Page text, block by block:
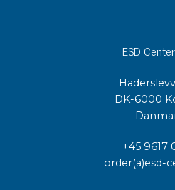
ESD
DK-6000
+45 9617
order(a)esd-